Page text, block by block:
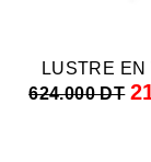
LUSTRE
624.000 DT